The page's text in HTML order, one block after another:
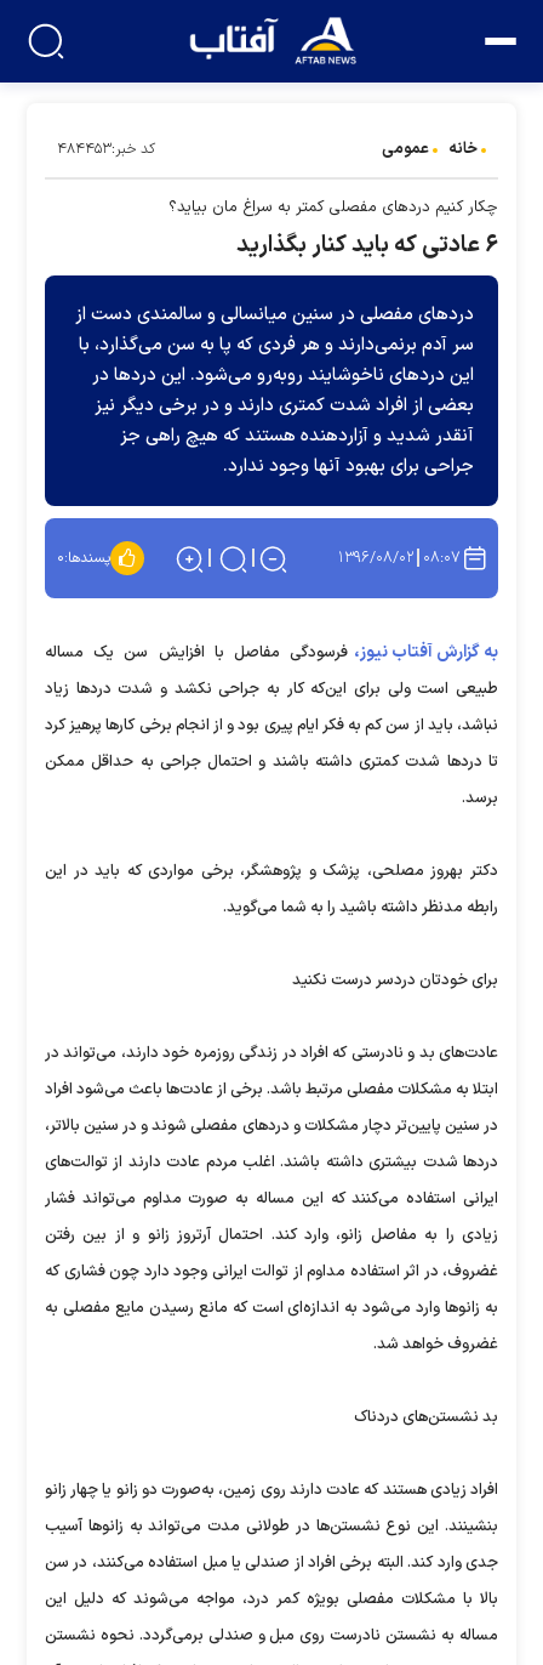
خانه عمومی کد خبر:۴۸۴۴۵۳
چکار کنیم دردهای مفصلی کمتر به سراغ مان بیاید؟
۶ عادتی که باید کنار بگذارید
دردهای مفصلی در سنین میانسالی و سالمندی دست از
سر آدم برنمی‌دارند و هر فردی که پا به سن می‌گذارد، با
این دردهای ناخوشایند روبه‌رو می‌شود. این دردها در
بعضی از افراد شدت کمتری دارند و در برخی دیگر نیز
آنقدر شدید و آزاردهنده هستند که هیچ راهی جز
جراحی برای بهبود آنها وجود ندارد.
۰۸:۰۷ ۱۳۹۶/۰۸/۰۲ پسندها:۰
به گزارش آفتاب نیوز، فرسودگی مفاصل با افزایش سن یک مساله
طبیعی است ولی برای این‌که کار به جراحی نکشد و شدت دردها زیاد
نباشد، باید از سن کم به فکر ایام پیری بود و از انجام برخی کارها پرهیز کرد
تا دردها شدت کمتری داشته باشند و احتمال جراحی به حداقل ممکن
برسد.
دکتر بهروز مصلحی، پزشک و پژوهشگر، برخی مواردی که باید در این
رابطه مدنظر داشته باشید را به شما می‌گوید.
برای خودتان دردسر درست نکنید
عادت‌های بد و نادرستی که افراد در زندگی روزمره خود دارند، می‌تواند در
ابتلا به مشکلات مفصلی مرتبط باشد. برخی از عادت‌ها باعث می‌شود افراد
در سنین پایین‌تر دچار مشکلات و دردهای مفصلی شوند و در سنین بالاتر،
دردها شدت بیشتری داشته باشند. اغلب مردم عادت دارند از توالت‌های
ایرانی استفاده می‌کنند که این مساله به صورت مداوم می‌تواند فشار
زیادی را به مفاصل زانو، وارد کند. احتمال آرتروز زانو و از بین رفتن
غضروف، در اثر استفاده مداوم از توالت ایرانی وجود دارد چون فشاری که
به زانوها وارد می‌شود به اندازه‌ای است که مانع رسیدن مایع مفصلی به
غضروف خواهد شد.
بد نشستن‌های دردناک
افراد زیادی هستند که عادت دارند روی زمین، به‌صورت دو زانو یا چهار زانو
‌بنشینند. این نوع نشستن‌ها در طولانی مدت می‌تواند به زانوها آسیب
جدی وارد کند. البته برخی افراد از صندلی یا مبل استفاده می‌کنند، در سن
بالا با مشکلات مفصلی بویژه کمر درد، مواجه می‌شوند که دلیل این
مساله به نشستن نادرست روی مبل و صندلی برمی‌گردد. نحوه نشستن